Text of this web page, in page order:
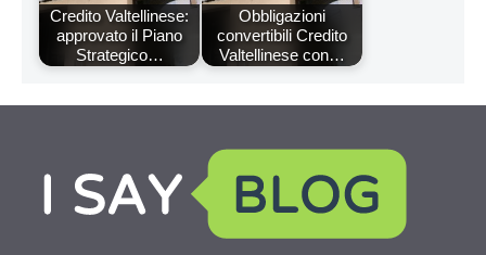
Credito Valtellinese:
approvato il Piano
Strategico…
Obbligazioni
convertibili Credito
Valtellinese con…